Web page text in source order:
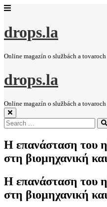
drops.la
Online magazín o službách a tovaroch
drops.la
Online magazín o službách a tovaroch
Search
for:
Η επανάσταση του
στη βιομηχανική
Η επανάσταση του
στη βιομηχανική